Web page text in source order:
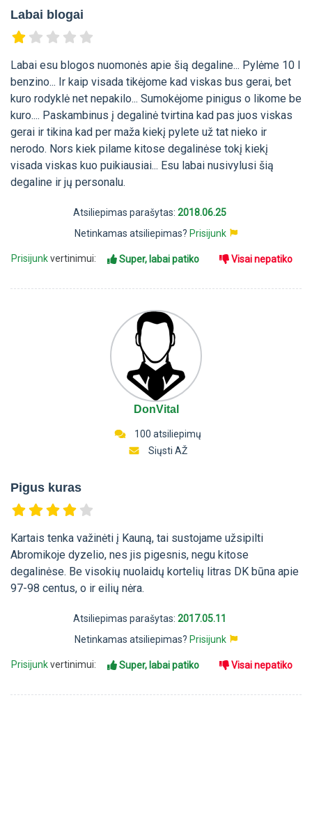
Labai blogai
Labai esu blogos nuomonės apie šią degaline... Pylėme 10 l
benzino... Ir kaip visada tikėjome kad viskas bus gerai, bet
kuro rodyklė net nepakilo... Sumokėjome pinigus o likome be
kuro.... Paskambinus į degalinė tvirtina kad pas juos viskas
gerai ir tikina kad per maža kiekį pylete už tat nieko ir
nerodo. Nors kiek pilame kitose degalinėse tokį kiekį
visada viskas kuo puikiausiai... Esu labai nusivylusi šią
degaline ir jų personalu.
Atsiliepimas parašytas: 2018.06.25
Netinkamas atsiliepimas? Prisijunk
Prisijunkvertinimui: Super, labai patiko Visai nepatiko
DonVital
100 atsiliepimų
Siųsti AŽ
Pigus kuras
Kartais tenka važinėti į Kauną, tai sustojame užsipilti
Abromikoje dyzelio, nes jis pigesnis, negu kitose
degalinėse. Be visokių nuolaidų kortelių litras DK būna apie
97-98 centus, o ir eilių nėra.
Atsiliepimas parašytas: 2017.05.11
Netinkamas atsiliepimas? Prisijunk
Prisijunkvertinimui: Super, labai patiko Visai nepatiko